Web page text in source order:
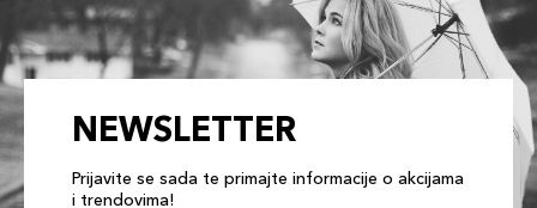
NEWSLETTER
Prijavite se sada te primajte informacije o akcijama
i trendovima!